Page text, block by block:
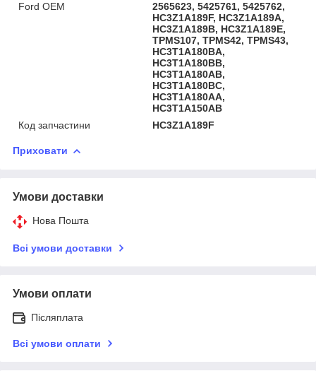
Ford OEM
2565623, 5425761, 5425762,
HC3Z1A189F, HC3Z1A189A,
HC3Z1A189B, HC3Z1A189E,
TPMS107, TPMS42, TPMS43,
HC3T1A180BA,
HC3T1A180BB,
HC3T1A180AB,
HC3T1A180BC,
HC3T1A180AA,
HC3T1A150AB
Код запчастини
HC3Z1A189F
Приховати
Умови доставки
Нова Пошта
Всі умови доставки
Умови оплати
Післяплата
Всі умови оплати